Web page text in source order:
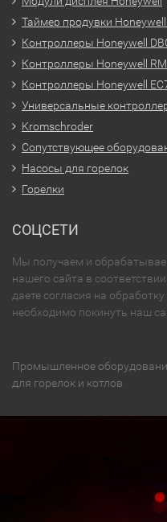
Таймер продувки
Контроллеры Honeywell
Контроллеры Honeywell
Контроллеры Honeywell
Универсальные
Kromschroder
Сопутствующее
Насосы для горелок
Горелки
СОЦСЕТИ
Мы получаем и
нашего сайта в
даете согласия на
необходимо покинуть наш
Промышленное
для горелок и котлов